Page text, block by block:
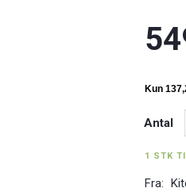
Antal
1 STK
Fra: